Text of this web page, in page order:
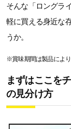
そんな「ロングラ
軽に買える身近な
うか。
※賞味期間は製品によ
まずはここを
の見分け方